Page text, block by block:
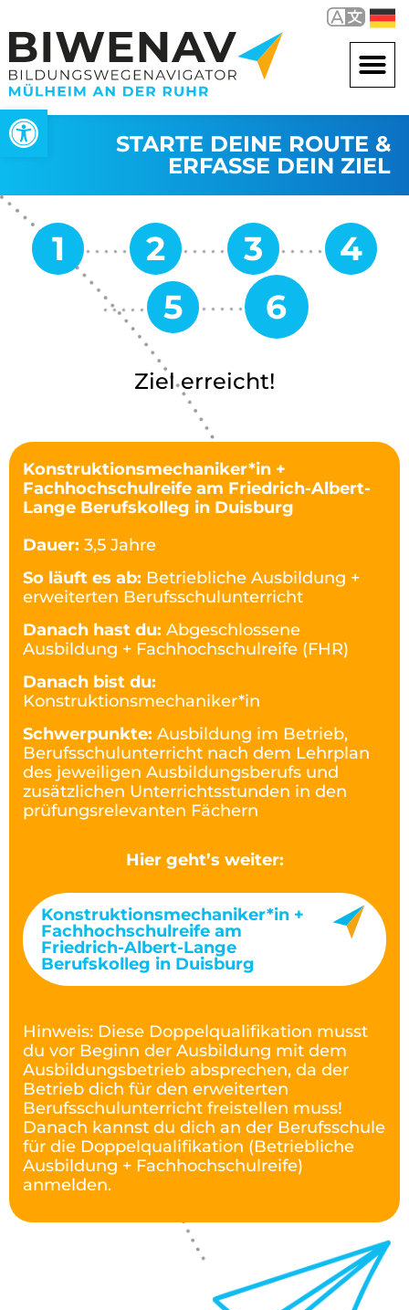
Open toolbar
STARTE DEINE ROUTE &
ERFASSE DEIN ZIEL
Ziel erreicht!
Konstruktionsmechaniker*in +
Fachhochschulreife am Friedrich-Albert-
Lange Berufskolleg in Duisburg
Dauer: 3,5 Jahre
So läuft es ab: Betriebliche Ausbildung +
erweiterten Berufsschulunterricht
Danach hast du: Abgeschlossene
Ausbildung + Fachhochschulreife (FHR)
Danach bist du:
Konstruktionsmechaniker*in
Schwerpunkte: Ausbildung im Betrieb,
Berufsschulunterricht nach dem Lehrplan
des jeweiligen Ausbildungsberufs und
zusätzlichen Unterrichtsstunden in den
prüfungsrelevanten Fächern
Hier geht’s weiter:
Konstruktionsmechaniker*in +
Fachhochschulreife am
Friedrich-Albert-Lange
Berufskolleg in Duisburg
Hinweis: Diese Doppelqualifikation musst
du vor Beginn der Ausbildung mit dem
Ausbildungsbetrieb absprechen, da der
Betrieb dich für den erweiterten
Berufsschulunterricht freistellen muss!
Danach kannst du dich an der Berufsschule
für die Doppelqualifikation (Betriebliche
Ausbildung + Fachhochschulreife)
anmelden.